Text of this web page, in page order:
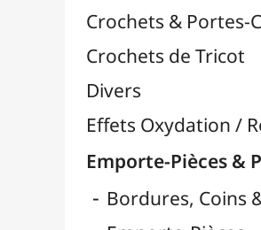
Tournevis Perforateurs
Feuilles Métallisées & Foils
Fibres & Raphia
Fil Nylon & Elastiques
Fleurs en Papier & Décors
Horlogerie - Mécanismes & Aiguilles